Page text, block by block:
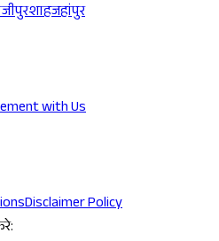
शाहजहांपुर
with Us
Disclaimer Policy